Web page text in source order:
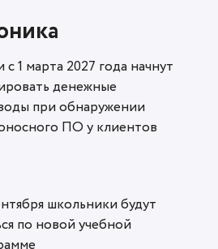
с 1 марта 2027 года начнут
денежные
при обнаружении
ПО у клиентов
школьники будут
по новой учебной